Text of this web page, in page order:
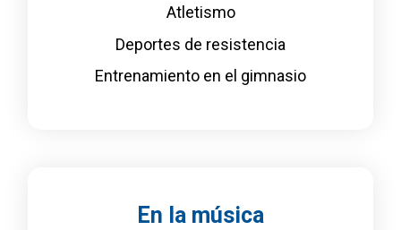
Atletismo
Deportes de resistencia
Entrenamiento en el gimnasio
En la música